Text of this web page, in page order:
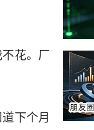
花。厂
下个月